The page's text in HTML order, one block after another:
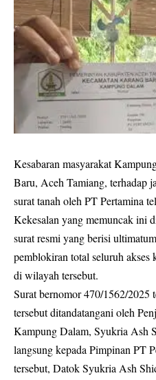
Kesabaran masyarakat
Baru, Aceh Tamiang, terhadap
surat tanah oleh PT Pertamina
Kekesalan yang memuncak ini
surat resmi yang berisi
pemblokiran total seluruh akses
di wilayah tersebut.
Surat bernomor 470/1562/2025
tersebut ditandatangani oleh
Kampung Dalam, Syukria Ash
langsung kepada Pimpinan PT
tersebut, Datok Syukria Ash